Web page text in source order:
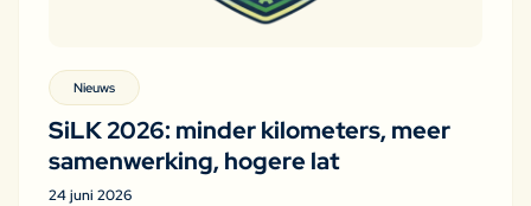
Nieuws
SiLK 2026: minder kilometers, meer
samenwerking, hogere lat
24 juni 2026